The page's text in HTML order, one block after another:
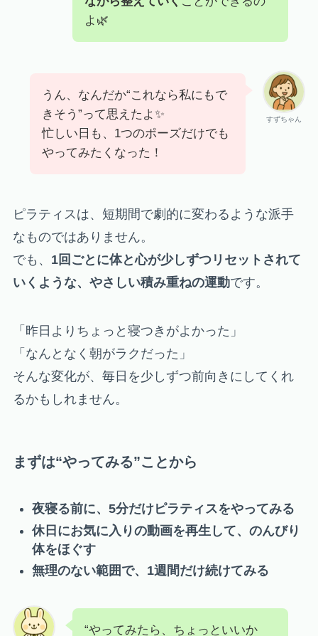
よ🌿
すずちゃん
うん、なんだか“これなら私にもで
きそう”って思えたよ✨
忙しい日も、1つのポーズだけでも
やってみたくなった！
ピラティスは、短期間で劇的に変わるような派手
なものではありません。
でも、 1回ごとに体と心が少しずつリセットされて
いくような、やさしい積み重ねの運動です。
「昨日よりちょっと寝つきがよかった」
「なんとなく朝がラクだった」
そんな変化が、毎日を少しずつ前向きにしてくれ
るかもしれません。
まずは“やってみる”ことから
夜寝る前に、5分だけピラティスをやってみる
休日にお気に入りの動画を再生して、のんびり
体をほぐす
無理のない範囲で、1週間だけ続けてみる
“やってみたら、ちょっといいか